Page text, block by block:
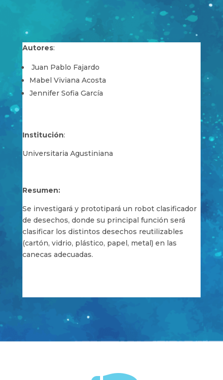
Autores:
Juan Pablo Fajardo
Mabel Viviana Acosta
Jennifer Sofia García
Institución:
Universitaria Agustiniana
Resumen:
Se investigará y prototipará un robot clasificador
de desechos, donde su principal función será
clasificar los distintos desechos reutilizables
(cartón, vidrio, plástico, papel, metal) en las
canecas adecuadas.